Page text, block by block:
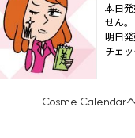
本日
せん。
明日
チェ
Cosme Calendar